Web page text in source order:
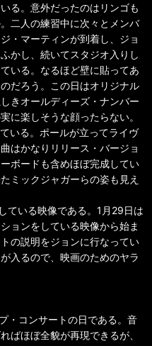
る。意外だったのはリンゴも
二人の練習中に次々とメンバ
・マーティンが到着し、ジョ
かし、続いてスタジオ入りし
いる。なるほど壁に貼ってあ
だろう。この日はオリジナル
きオールディーズ・ナンバー
に楽しそうな顔ったらない。
いる。ポールが立ってライヴ
はかなりリリース・バージョ
ボードも含めほぼ完成してい
ミックジャガーらの姿も見え
ている映像である。1月29日は
ョンをしている映像から始ま
の説明をジョンに行なってい
入るので、映画のためのヤラ
・コンサートの日である。音
ばほぼ全貌が再現できるが、